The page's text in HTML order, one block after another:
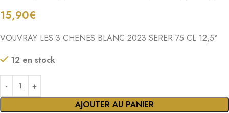
15,90€
VOUVRAY LES 3 CHENES BLANC 2023 SERER 75 CL 12,5°
12 en stock
AJOUTER AU PANIER